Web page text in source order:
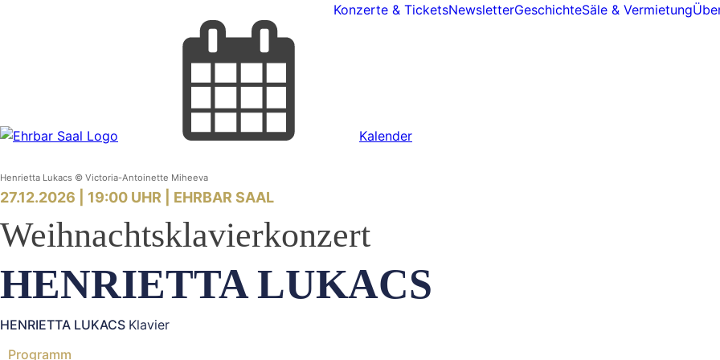
Konzerte & TicketsNewsletterGeschichteSäle & Vermietung
Kalender
Henrietta Lukacs © Victoria-Antoinette Miheeva
27.12.2026 | 19:00 UHR | EHRBAR SAAL
Weihnachtsklavierkonzert
HENRIETTA LUKACS
HENRIETTA LUKACS Klavier
Programm